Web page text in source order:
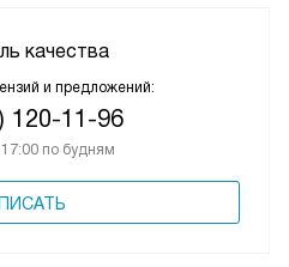
качества
и предложений:
120-11-96
по будням